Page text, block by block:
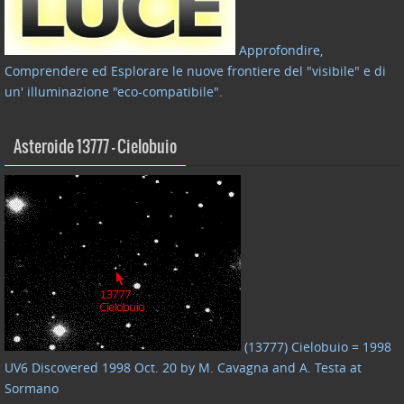
Approfondire,
Comprendere ed Esplorare le nuove frontiere del "visibile" e di
un' illuminazione "eco-compatibile".
Asteroide 13777 – Cielobuio
(13777) Cielobuio = 1998
UV6 Discovered 1998 Oct. 20 by M. Cavagna and A. Testa at
Sormano